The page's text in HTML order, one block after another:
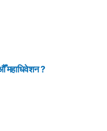
महाधिवेशन ?